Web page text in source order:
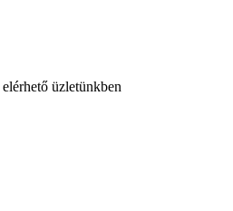
üzletünkben